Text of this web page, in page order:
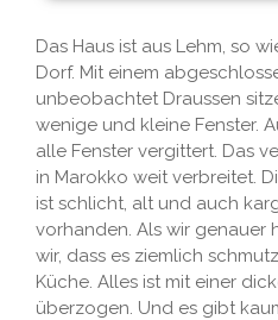
Das Haus ist aus Lehm, so
Dorf. Mit einem
unbeobachtet Draussen
wenige und kleine Fenster.
alle Fenster vergittert. Das
in Marokko weit verbreitet.
ist schlicht, alt und auch
vorhanden. Als wir genauer
wir, dass es ziemlich
Küche. Alles ist mit einer
überzogen. Und es gibt